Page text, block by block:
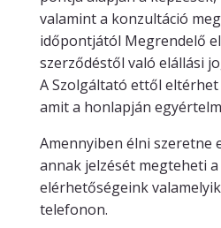
valamint a konzultáció
időpontjától Megrendelő
szerződéstől való elállási
A Szolgáltató ettől
amit a honlapján
Amennyiben élni szeretne
annak jelzését megteheti
elérhetőségeink
telefonon.